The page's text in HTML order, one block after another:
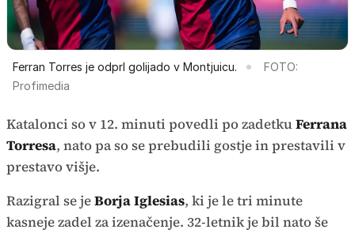
Ferran Torres je odprl golijado v Montjuicu.
FOTO:
Profimedia
Katalonci so v 12. minuti povedli po zadetkuFerrana
Torresa, nato pa so se prebudili gostje in prestavili v
prestavo višje.
Razigral se jeBorja Iglesias, ki je le tri minute
kasneje zadel za izenačenje. 32-letnik je bil nato še